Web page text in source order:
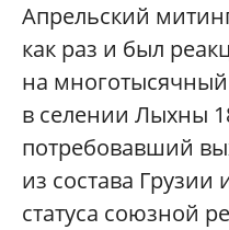
Апрельский
как раз и был
на многотысячный
в селении Лыхны
потребовавший
из состава Грузии
статуса союзной